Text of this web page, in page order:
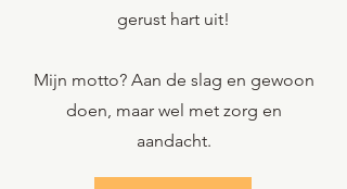
gerust hart uit!
Mijn motto? Aan de slag en gewoon
doen, maar wel met zorg en
aandacht.